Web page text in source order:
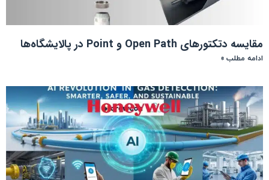
مقایسه دتکتورهای Open Path و Point در پالایشگاه‌ها
ادامه مطلب »